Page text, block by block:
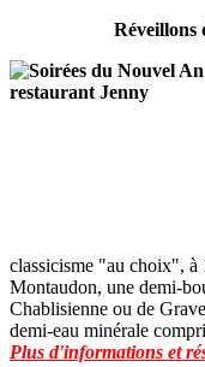
Réveillons
classicisme "au choix", à
Montaudon, une demi-
Chablisienne ou de
demi-eau minérale
Plus d'informations et